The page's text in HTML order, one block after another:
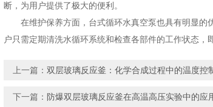
断，为用户提供了极大的便利。
在维护保养方面，台式循环水真空泵也具有明显的
户只需定期清洗水循环系统和检查各部件的工作状态
上一篇： 双层玻璃反应釜：化学合成过程中的温度控
下一篇： 防爆双层玻璃反应釜在高温高压实验中的应